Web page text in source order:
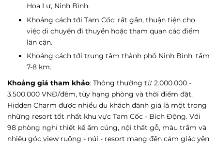
Hoa Lư, Ninh Bình.
Khoảng cách tới Tam Cốc: rất gần, thuận tiện cho
việc di chuyển đi thuyền hoặc tham quan các điểm
lân cận.
Khoảng cách tới trung tâm thành phố Ninh Bình: tầm
7-8 km.
Khoảng giá tham khảo: Thông thường từ 2.000.000 -
3.500.000 VNĐ/đêm, tùy hạng phòng và thời điểm đặt.
Hidden Charm được nhiều du khách đánh giá là một trong
những resort tốt nhất khu vực Tam Cốc - Bích Động. Với
98 phòng nghỉ thiết kế ấm cúng, nội thất gỗ, màu trầm và
nhiều góc view ruộng - núi - resort mang đến cảm giác yên